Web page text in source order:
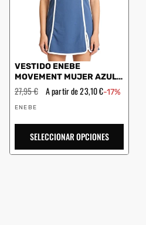
VESTIDO ENEBE
MOVEMENT MUJER AZUL
MARINO
Precio
habitual
27,95 € Precio
de
A partir de 23,10 €-17%
Proveedor:
ENEBE
SELECCIONAR OPCIONES